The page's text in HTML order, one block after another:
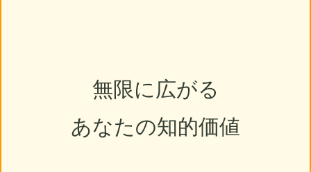
無限に広がる
あなたの知的価値